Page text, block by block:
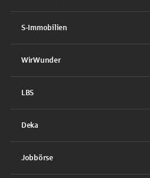
S-Immobilien
WirWunder
LBS
Deka
Jobbörse